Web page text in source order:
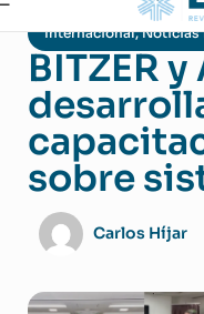
Internacional,Noticias
BITZER y
sobre
Carlos Híjar